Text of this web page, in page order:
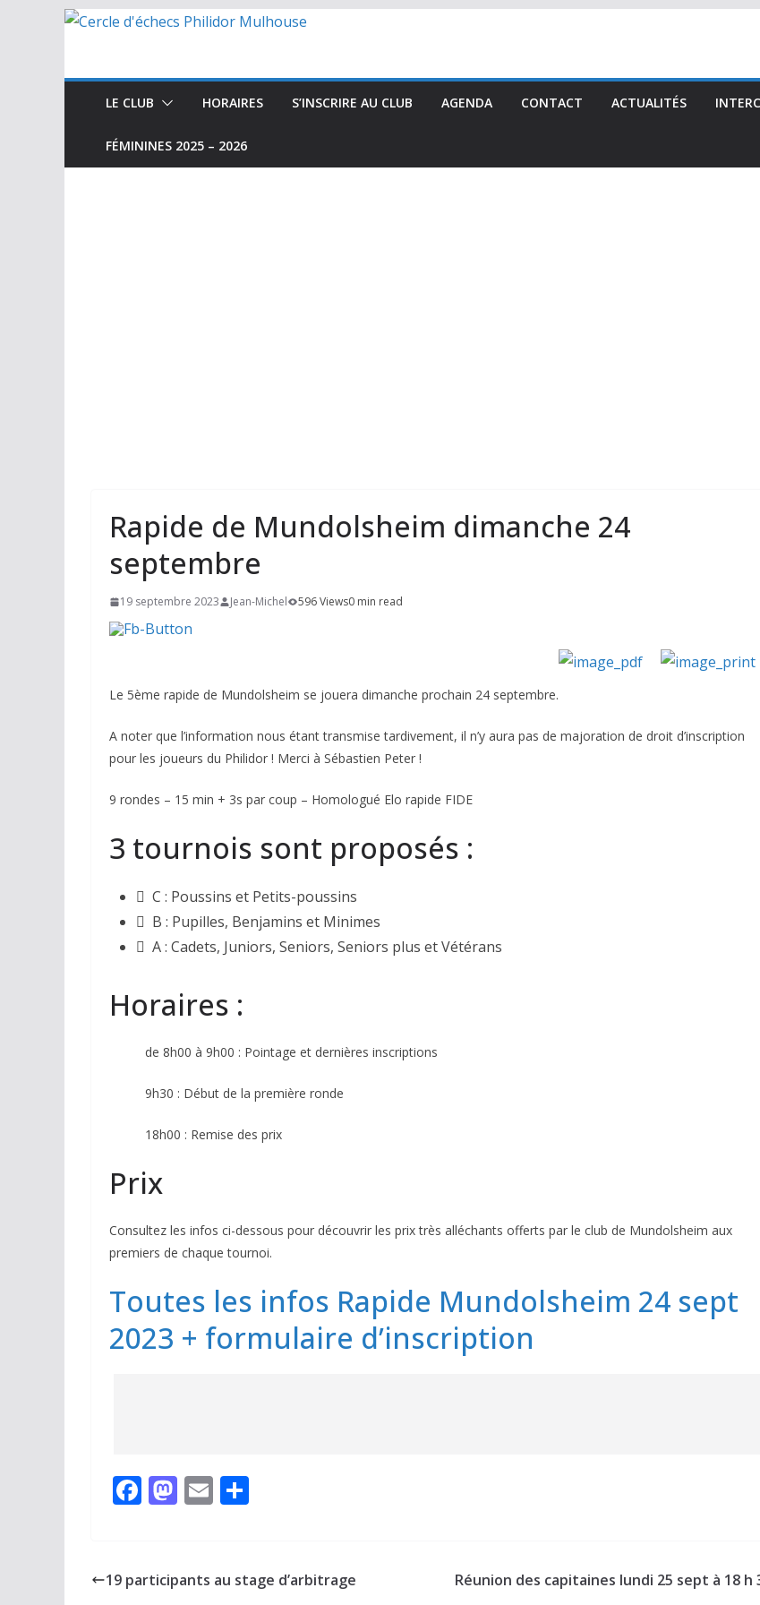
Passer
LE CLUB HORAIRES S’INSCRIRE AU CLUB AGENDA CONTACT ACTUALITÉS
FÉMININES 2025 – 2026
Rapide de Mundolsheim dimanche 24
septembre
19 septembre 2023 Jean-Michel 596 Views0 min read
Le 5ème rapide de Mundolsheim se jouera dimanche prochain 24 septembre.
A noter que l’information nous étant transmise tardivement, il n’y aura pas de majoration de droit d’inscription
pour les joueurs du Philidor ! Merci à Sébastien Peter !
9 rondes – 15 min + 3s par coup – Homologué Elo rapide FIDE
3 tournois sont proposés :
 C : Poussins et Petits-poussins
 B : Pupilles, Benjamins et Minimes
 A : Cadets, Juniors, Seniors, Seniors plus et Vétérans
Horaires :
de 8h00 à 9h00 : Pointage et dernières inscriptions
9h30 : Début de la première ronde
18h00 : Remise des prix
Prix
Consultez les infos ci-dessous pour découvrir les prix très alléchants offerts par le club de Mundolsheim aux
premiers de chaque tournoi.
Toutes les infos Rapide Mundolsheim 24 sept
2023 + formulaire d’inscription
F
b
M
d
E
l g
19 participants au stage d’arbitrage Réunion des capitaines lundi 25 sept à 18 h